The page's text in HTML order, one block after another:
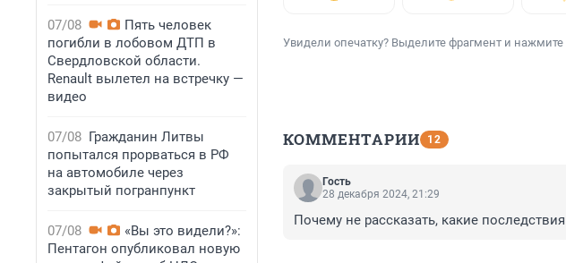
07/08
Пять человек
погибли в лобовом ДТП в
Свердловской области.
Renault вылетел на встречку —
видео
07/08 Гражданин Литвы
попытался прорваться в РФ
на автомобиле через
закрытый погранпункт
07/08
«Вы это видели?»:
Пентагон опубликовал новую
Увидели опечатку? Выделите фрагмент и нажмите
КОММЕНТАРИИ 12
Гость
28 декабря 2024, 21:29
Почему не рассказать, какие